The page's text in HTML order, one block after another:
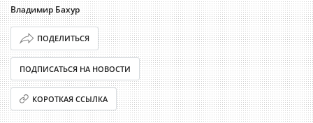
Владимир Бахур
ПОДЕЛИТЬСЯ
ПОДПИСАТЬСЯ НА НОВОСТИ
КОРОТКАЯ ССЫЛКА